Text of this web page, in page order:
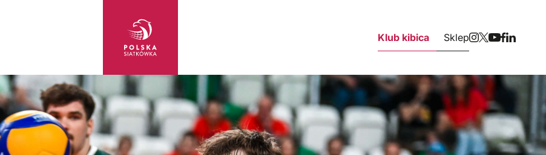
Klub kibica Sklep